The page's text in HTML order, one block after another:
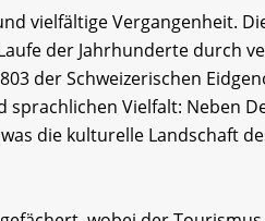
vielfältige Vergangenheit.
der Jahrhunderte durch
der Schweizerischen
Vielfalt: Neben
die kulturelle Landschaft